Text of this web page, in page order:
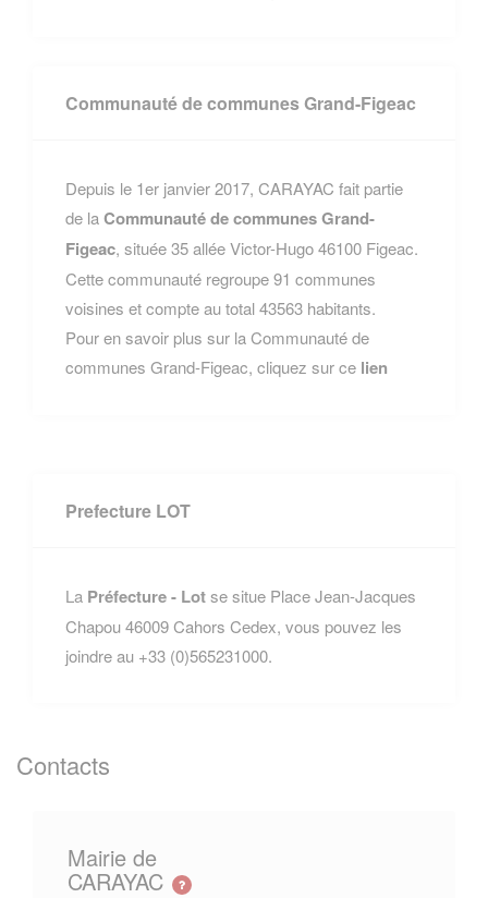
Communauté de communes Grand-Figeac
Depuis le 1er janvier 2017, CARAYAC fait partie
de laCommunauté de communes Grand-
Figeac, située 35 allée Victor-Hugo 46100 Figeac.
Cette communauté regroupe 91 communes
voisines et compte au total 43563 habitants.
Pour en savoir plus sur la Communauté de
communes Grand-Figeac, cliquez sur ce lien
Prefecture LOT
La Préfecture - Lotse situe Place Jean-Jacques
Chapou 46009 Cahors Cedex, vous pouvez les
joindre au +33 (0)565231000.
Contacts
Mairie de
CARAYAC